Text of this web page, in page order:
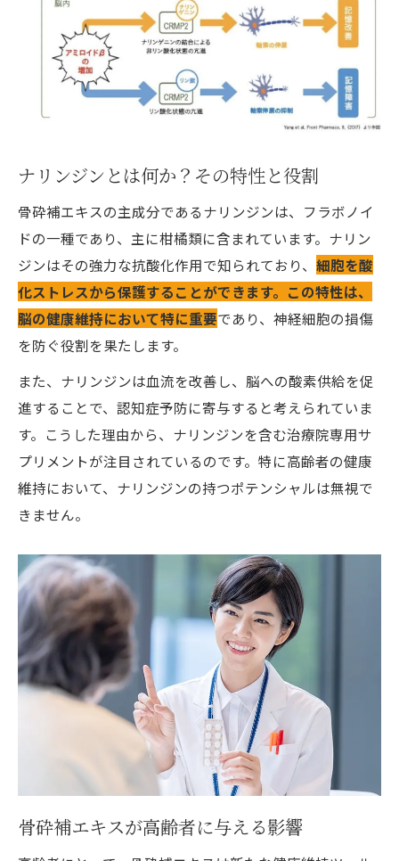
患者さんの声：ナリンジン配合サプリの効
果
高齢者の認知症予防に役立つ骨砕補エキスの導
入方法
認知症予防に向けた導入ステップ
導入初期に知っておきたいこと
治療院での導入成功事例を紹介
ナリンジン配合サプリの効果を感じる導入
法
高齢者に適したサプリ導入サポート
話題の成分ナリンジンが認知症予防に効果を発
ナリンジンが選ばれる理由と実力
他の成分との比較によるナリンジンの価値
ナリンジンの効果を裏付ける研究データ
認知機能を支えるナリンジンの役割
ナリンジンがもたらす健康への期待
認知症予防の新定番骨砕補エキスで健康な脳を
保つ
新しい認知症予防方法としての骨砕補エキ
ス
健康な脳を保つための具体的アプローチ
骨砕補エキスの特長とその効果
ナリンジンがもたらす長期的な健康効果
組み
ナリンジンとは何か？その特性と役割
骨砕補エキスの主成分であるナリンジンは、フラボノイ
ドの一種であり、主に柑橘類に含まれています。ナリン
ジンはその強力な抗酸化作用で知られており、 細胞を酸
化ストレスから保護することができます。この特性は、
脳の健康維持において特に重要であり、神経細胞の損傷
を防ぐ役割を果たします。
また、ナリンジンは血流を改善し、脳への酸素供給を促
進することで、認知症予防に寄与すると考えられていま
す。こうした理由から、ナリンジンを含む治療院専用サ
プリメントが注目されているのです。特に高齢者の健康
維持において、ナリンジンの持つポテンシャルは無視で
きません。
骨砕補エキスが高齢者に与える影響